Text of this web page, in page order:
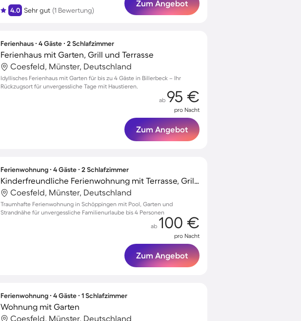
4.0 Sehr gut (1 Bewertung)
Zum Angebot
Ferienhaus ∙ 4 Gäste ∙ 2 Schlafzimmer
Ferienhaus mit Garten, Grill und Terrasse
Coesfeld, Münster, Deutschland
Idyllisches Ferienhaus mit Garten für bis zu 4 Gäste in Billerbeck – Ihr
Rückzugsort für unvergessliche Tage mit Haustieren.
ab 95 €
pro Nacht
Zum Angebot
Ferienwohnung ∙ 4 Gäste ∙ 2 Schlafzimmer
Kinderfreundliche Ferienwohnung mit Terrasse, Grill und Pool
Coesfeld, Münster, Deutschland
Traumhafte Ferienwohnung in Schöppingen mit Pool, Garten und
Strandnähe für unvergessliche Familienurlaube bis 4 Personen
ab 100 €
pro Nacht
Zum Angebot
Ferienwohnung ∙ 4 Gäste ∙ 1 Schlafzimmer
Wohnung mit Garten
Coesfeld, Münster, Deutschland